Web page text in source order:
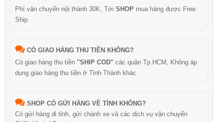
Phí vận chuyển nội thành 30K, Tới SHOP mua hàng được Free
Ship
CÓ GIAO HÀNG THU TIỀN KHÔNG?
Có giao hàng thu tiền "SHIP COD" các quận Tp.HCM, Không áp
dụng giao hàng thu tiền ở Tỉnh Thành khác
SHOP CÓ GỬI HÀNG VỀ TỈNH KHÔNG?
Có gửi hàng đi tỉnh, gửi chành xe và các dịch vụ vận chuyển